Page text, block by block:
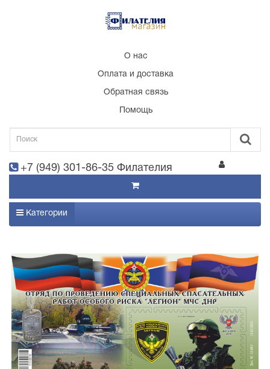
О нас
Оплата и доставка
Обратная связь
Помощь
+7 (949) 301-86-35 Филателия
Категории